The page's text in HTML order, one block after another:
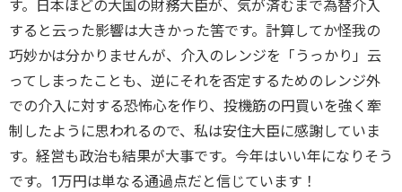
す。日本ほどの大国の財務大臣が、気が済むまで為替介入
すると云った影響は大きかった筈です。計算してか怪我の
巧妙かは分かりませんが、介入のレンジを「うっかり」云
ってしまったことも、逆にそれを否定するためのレンジ外
での介入に対する恐怖心を作り、投機筋の円買いを強く牽
制したように思われるので、私は安住大臣に感謝していま
す。経営も政治も結果が大事です。今年はいい年になりそう
です。1万円は単なる通過点だと信じています！